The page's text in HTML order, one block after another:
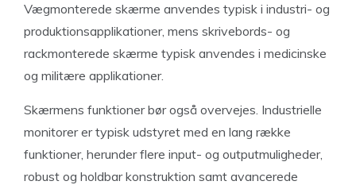
Vægmonterede skærme anvendes typisk i industri- og
produktionsapplikationer, mens skrivebords- og
rackmonterede skærme typisk anvendes i medicinske
og militære applikationer.
Skærmens funktioner bør også overvejes. Industrielle
monitorer er typisk udstyret med en lang række
funktioner, herunder flere input- og outputmuligheder,
robust og holdbar konstruktion samt avancerede